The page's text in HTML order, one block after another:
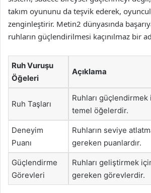
takım oyununu da teşvik ederek,
zenginleştirir. Metin2 dünyasında
ruhların güçlendirilmesi kaçınılmaz bir
Ruh Vuruşu
Öğeleri
Açıklama
Ruh Taşları
Ruhları güçlendirmek
temel öğelerdir.
Deneyim
Puanı
Ruhların seviye
gereken puanlardır.
Güçlendirme
Görevleri
Ruhları geliştirmek
gereken görevlerdir.